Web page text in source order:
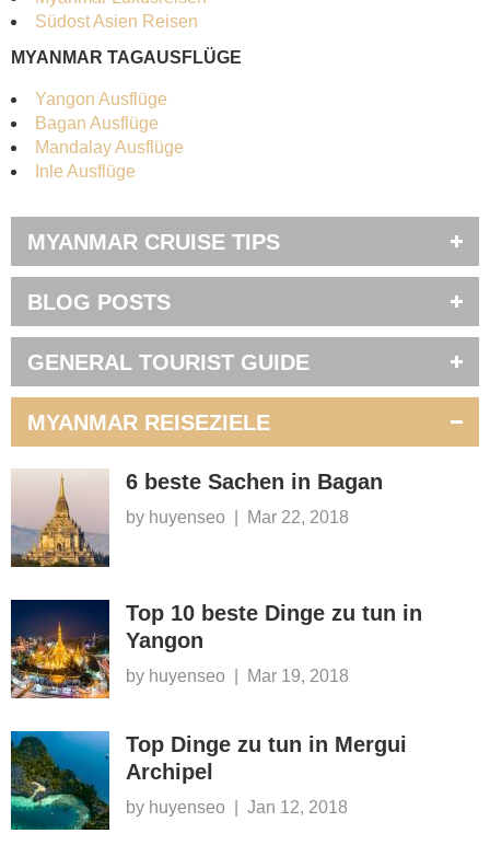
Südost Asien Reisen
MYANMAR TAGAUSFLÜGE
Yangon Ausflüge
Bagan Ausflüge
Mandalay Ausflüge
Inle Ausflüge
MYANMAR CRUISE TIPS
BLOG POSTS
GENERAL TOURIST GUIDE
MYANMAR REISEZIELE
6 beste Sachen in Bagan
by huyenseo Mar 22, 2018
Top 10 beste Dinge zu tun in
Yangon
by huyenseo Mar 19, 2018
Top Dinge zu tun in Mergui
Archipel
by huyenseo Jan 12, 2018